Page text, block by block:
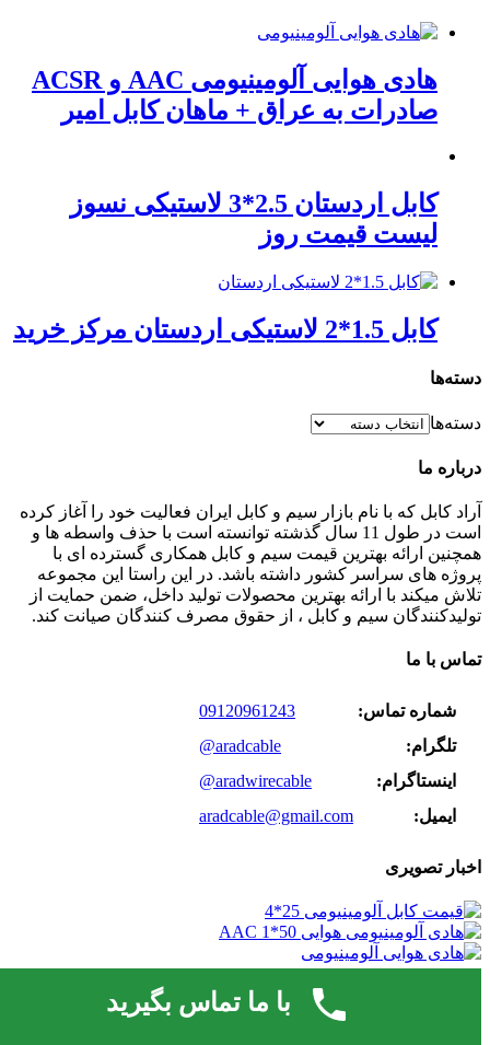
هادی هوایی آلومینیومی AAC و ACSR
صادرات به عراق + ماهان کابل امیر
کابل اردستان 2.5*3 لاستیکی نسوز
لیست قیمت روز
کابل 1.5*2 لاستیکی اردستان مرکز خرید
دسته‌ها
دسته‌ها
درباره ما
آراد کابل که با نام بازار سیم و کابل ایران فعالیت خود را آغاز کرده
است در طول 11 سال گذشته توانسته است با حذف واسطه ها و
همچنین ارائه بهترین قیمت سیم و کابل همکاری گسترده ای با
پروژه های سراسر کشور داشته باشد. در این راستا این مجموعه
تلاش میکند با ارائه بهترین محصولات تولید داخل، ضمن حمایت از
تولیدکنندگان سیم و کابل ، از حقوق مصرف کنندگان صیانت کند.
تماس با ما
شماره تماس:
09120961243
تلگرام:
@aradcable
اینستاگرام:
@aradwirecable
ایمیل:
aradcable@gmail.com
اخبار تصویری
© 2026 | کلیه حقوق مادی و معنوی این وب سایت متعلق است به
مرکز پخش عمده کابل آلومینیومی و برق در ایران - آراد کابل
با ما تماس بگیرید